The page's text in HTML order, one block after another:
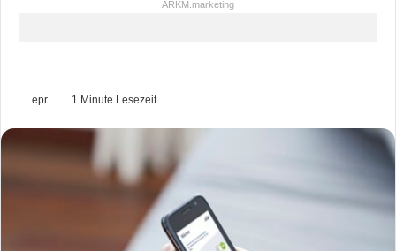
ARKM.marketing
epr 1 Minute Lesezeit